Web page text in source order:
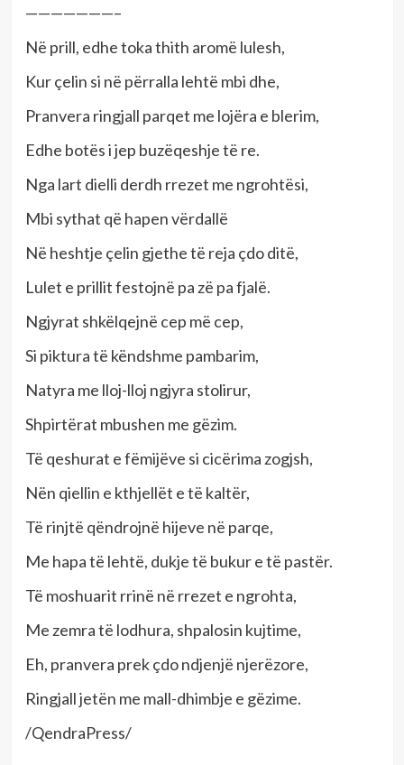
———————–
Në prill, edhe toka thith aromë lulesh,
Kur çelin si në përralla lehtë mbi dhe,
Pranvera ringjall parqet me lojëra e blerim,
Edhe botës i jep buzëqeshje të re.
Nga lart dielli derdh rrezet me ngrohtësi,
Mbi sythat që hapen vërdallë
Në heshtje çelin gjethe të reja çdo ditë,
Lulet e prillit festojnë pa zë pa fjalë.
Ngjyrat shkëlqejnë cep më cep,
Si piktura të këndshme pambarim,
Natyra me lloj-lloj ngjyra stolirur,
Shpirtërat mbushen me gëzim.
Të qeshurat e fëmijëve si cicërima zogjsh,
Nën qiellin e kthjellët e të kaltër,
Të rinjtë qëndrojnë hijeve në parqe,
Me hapa të lehtë, dukje të bukur e të pastër.
Të moshuarit rrinë në rrezet e ngrohta,
Me zemra të lodhura, shpalosin kujtime,
Eh, pranvera prek çdo ndjenjë njerëzore,
Ringjall jetën me mall-dhimbje e gëzime.
/QendraPress/